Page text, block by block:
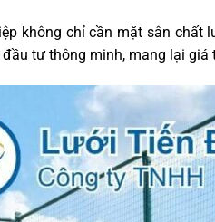
không chỉ cần mặt sân chất
tư thông minh, mang lại